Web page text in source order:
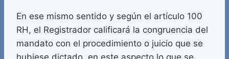
En ese mismo sentido y según el artículo 100
RH, el Registrador calificará la congruencia del
mandato con el procedimiento o juicio que se